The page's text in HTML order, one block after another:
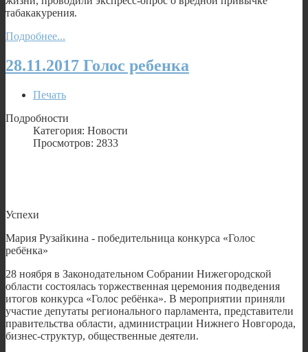
табакакурения.
Подробнее...
28.11.2017 Голос ребенка
Печать
Подробности
Категория: Новости
Просмотров: 2833
Успехи
Мария Рузайкина - победительница конкурса «Голос
ребёнка»
28 ноября в Законодательном Собрании Нижегородской
области состоялась торжественная церемония подведения
итогов конкурса «Голос ребёнка». В мероприятии приняли
участие депутаты регионального парламента, представители
правительства области, администрации Нижнего Новгорода,
бизнес-структур, общественные деятели.